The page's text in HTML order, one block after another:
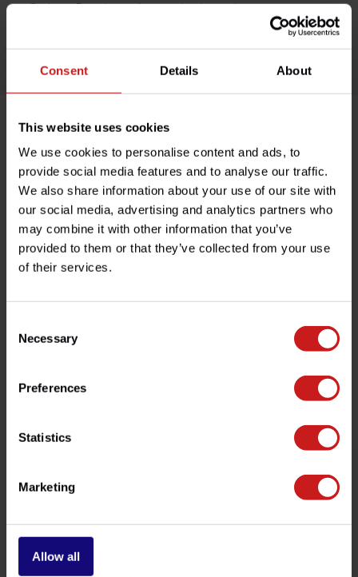
Consent Details About
This website uses cookies
We use cookies to personalise content and ads, to
provide social media features and to analyse our traffic.
We also share information about your use of our site with
our social media, advertising and analytics partners who
may combine it with other information that you’ve
provided to them or that they’ve collected from your use
of their services.
Selection
Necessary
Preferences
Statistics
Marketing
Allow all
Sede en Francia, envíos a todo el mundo
¡Miles de clientes satisfechos!
Descripción del producto
Especificaciones
¿Tienes alguna pregunta sobre este producto?
Productos relacionados